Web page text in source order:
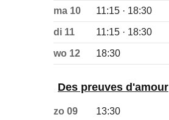
ma 10 11:15 · 18:30
di 11 11:15 · 18:30
wo 12 18:30
Des preuves d'amour
zo 09 13:30